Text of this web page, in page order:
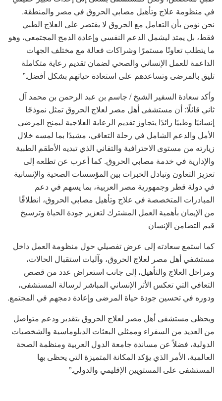
في منظومة علاج وتأهيل مصابي الحروق في مصر والمنطقة.
نحن نؤمن بأن التعامل مع الحروق لا يقتصر على العلاج الطبي
فقط، بل يمتد ليشمل الدعم النفسي وإعادة الدمج المجتمعي، وهو
ما يتطلب تعاونًا مستمرًا وشراكات فعالة مع مختلف الجهات
الداعمة للعمل الإنساني والصحي لضمان تقديم رعاية متكاملة
تليق بالمرضى وتساعدهم على استعادة حياتهم بشكل أفضل.”
وأكد سعادة السفير الشيخ / جاسم بن عبد الرحمن بن محمد آل
ثاني قائلًا: أن مستشفى أهل مصر لعلاج الحروق تمثل نموذجًا
إنسانيًا وطبيًا رائدًا يتجاوز تقديم الرعاية العلاجية ليمنح المرضى
الأمل والدعم الشامل في رحلة التعافي، مشيدًا بما لمسه خلال
زيارته من مستوى الاحترافية والتفاني الذي تبديه الأطقم الطبية
والإدارية في خدمة مصابي الحروق. كما أعرب عن تطلعه إلى
تعزيز التعاون وتبادل الخبرات بين المؤسسات الصحية والإنسانية
في دولة قطر وجمهورية مصر العربية، بما يسهم في دعم
المبادرات المتخصصة في علاج وتأهيل مصابي الحروق، انطلاقًا
من الإيمان بأهمية العمل المشترك لتعزيز جودة الحياة وترسيخ
قيم التضامن الإنسان
كما استمع سعادته إلى عرض تفصيلي حول منظومة العمل داخل
مستشفي أهل مصر لعلاج الحروق، وآليات استقبال الحالات،
ومراحل العلاج والتأهيل، إلى جانب استعراض عدد من قصص
التعافي التي تعكس الأثر الإنساني المباشر لرسالة المستشفى،
ودوره في تحسين جودة حياة المرضى وإعادة دمجهم في المجتمع.
ويحظى مستشفى أهل مصر لعلاج الحروق بتقدير ودعم متواصل
من العديد من السفراء وممثلي البعثات الدبلوماسية والشخصيات
الدولية، فضلاً عن مساندة جامعة الدول العربية ومنظمة الصحة
العالمية، الأمر الذي يؤكد المكانة المتميزة التي يحظى بها
المستشفى على المستويين الإقليمي والدولي.”